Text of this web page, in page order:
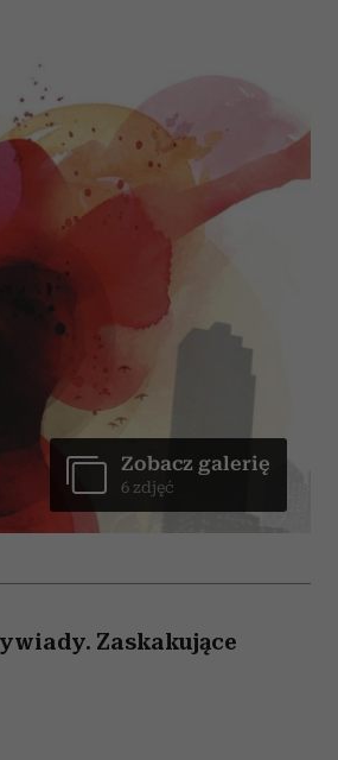
Zobacz galerię
6 zdjęć
Zaskakujące